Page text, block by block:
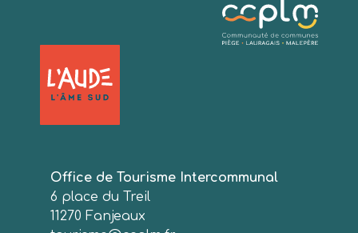
Office de Tourisme Intercommunal
6 place du Treil
11270 Fanjeaux